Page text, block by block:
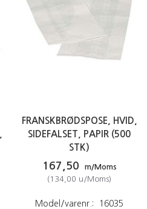
FRANSKBRØDSPOSE, HVID,
SIDEFALSET, PAPIR (500
STK)
167,50
m/Moms
( 134,00 u/Moms)
Model/varenr.: 16035